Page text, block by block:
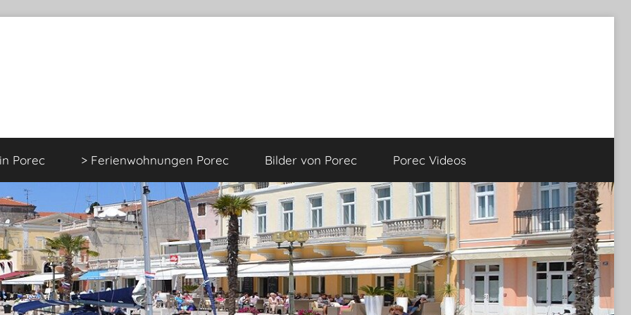
Porec > Ferienwohnungen Porec Bilder von Porec Porec Videos